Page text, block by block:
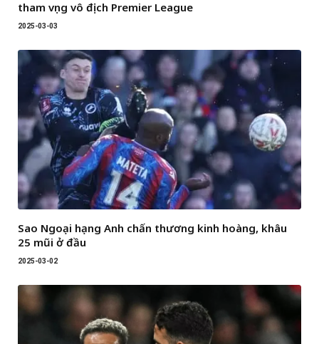
tham vọng vô địch Premier League
2025-03-03
Sao Ngoại hạng Anh chấn thương kinh hoàng, khâu
25 mũi ở đầu
2025-03-02